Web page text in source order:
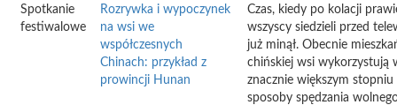
Spotkanie
festiwalowe
Rozrywka i wypoczynek
na wsi we
współczesnych
Chinach: przykład z
prowincji Hunan
Czas, kiedy po kolacji
wszyscy siedzieli przed
już minął. Obecnie
chińskiej wsi wykorzystują
znacznie większym stopniu
sposoby spędzania